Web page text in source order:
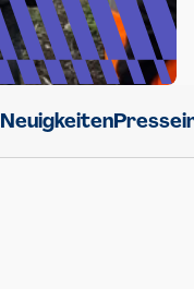
Neuigkeiten